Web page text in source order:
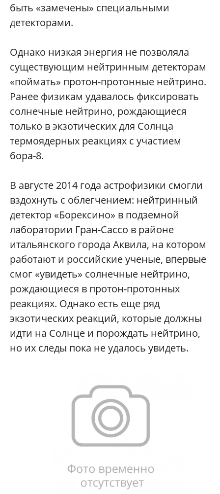
быть «замечены» специальными
детекторами.
Однако низкая энергия не позволяла
существующим нейтринным детекторам
«поймать» протон-протонные нейтрино.
Ранее физикам удавалось фиксировать
солнечные нейтрино, рождающиеся
только в экзотических для Солнца
термоядерных реакциях с участием
бора-8.
В августе 2014 года астрофизики смогли
вздохнуть с облегчением: нейтринный
детектор «Борексино» в подземной
лаборатории Гран-Сассо в районе
итальянского города Аквила, на котором
работают и российские ученые, впервые
смог «увидеть» солнечные нейтрино,
рождающиеся в протон-протонных
реакциях. Однако есть еще ряд
экзотических реакций, которые должны
идти на Солнце и порождать нейтрино,
но их следы пока не удалось увидеть.